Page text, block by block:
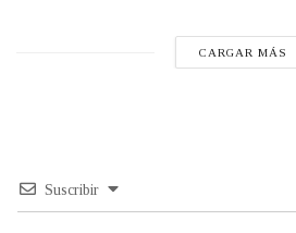
CARGAR MÁS
Suscribir